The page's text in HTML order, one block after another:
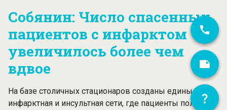
Строка
навигации
Собянин: Число спасенных
пациентов с инфарктом
увеличилось более чем
вдвое
На базе столичных стационаров созданы единые
инфарктная и инсультная сети, где пациенты получают